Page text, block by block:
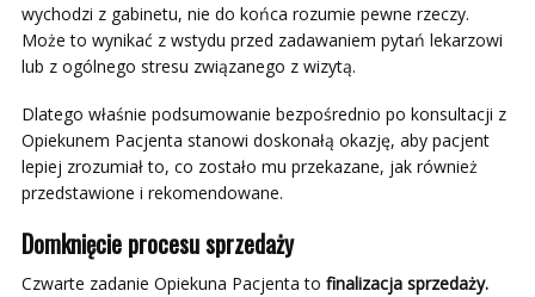
wychodzi z gabinetu, nie do końca rozumie pewne rzeczy.
Może to wynikać z wstydu przed zadawaniem pytań lekarzowi
lub z ogólnego stresu związanego z wizytą.
Dlatego właśnie podsumowanie bezpośrednio po konsultacji z
Opiekunem Pacjenta stanowi doskonałą okazję, aby pacjent
lepiej zrozumiał to, co zostało mu przekazane, jak również
przedstawione i rekomendowane.
Domknięcie procesu sprzedaży
Czwarte zadanie Opiekuna Pacjenta to finalizacja sprzedaży.